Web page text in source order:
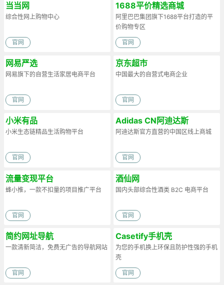
当当网
综合性网上购物中心
官网
1688平价精选商城
阿里巴巴集团旗下1688平台打造的平
价购物专区
官网
网易严选
网易旗下的自营生活家居电商平台
官网
京东超市
中国最大的自营式电商企业
官网
小米有品
小米生态链精品生活购物平台
官网
Adidas CN阿迪达斯
阿迪达斯官方直营的中国区线上商城
官网
流量变现平台
蜂小推，一款不扣量的项目推广平台
官网
酒仙网
国内头部综合性酒类 B2C 电商平台
官网
简约网址导航
一款清新简洁，免费无广告的导航网站
官网
Casetify手机壳
为您的手机换上环保且防护性强的手机
壳
官网